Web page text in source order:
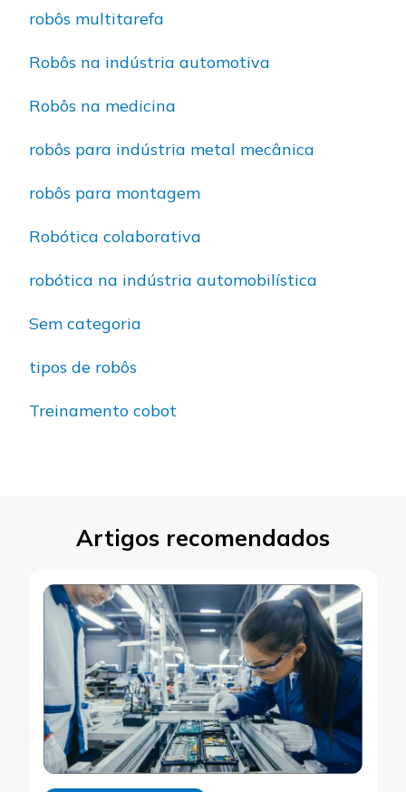
robôs multitarefa
Robôs na indústria automotiva
Robôs na medicina
robôs para indústria metal mecânica
robôs para montagem
Robótica colaborativa
robótica na indústria automobilística
Sem categoria
tipos de robôs
Treinamento cobot
Artigos recomendados